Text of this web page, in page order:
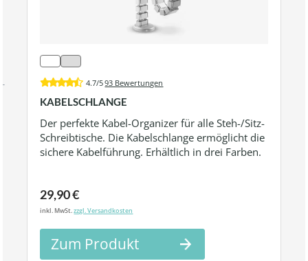
4.7/593 Bewertungen
KABELSCHLANGE
Der perfekte Kabel-Organizer für alle Steh-/Sitz-
Schreibtische. Die Kabelschlange ermöglicht die
sichere Kabelführung. Erhältlich in drei Farben.
29,90 €
inkl. MwSt.zzgl. Versandkosten
Zum Produkt